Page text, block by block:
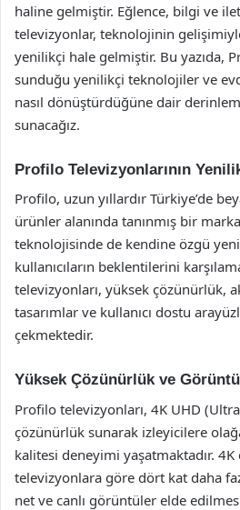
haline gelmiştir. Eğlence, bilgi ve
televizyonlar, teknolojinin
yenilikçi hale gelmiştir. Bu yazıda,
sunduğu yenilikçi teknolojiler ve
nasıl dönüştürdüğüne dair
sunacağız.
Profilo Televizyonlarının
Profilo, uzun yıllardır Türkiye’de
ürünler alanında tanınmış bir
teknolojisinde de kendine özgü
kullanıcıların beklentilerini
televizyonları, yüksek çözünürlük,
tasarımlar ve kullanıcı dostu
çekmektedir.
Yüksek Çözünürlük ve
Profilo televizyonları, 4K UHD
çözünürlük sunarak izleyicilere
kalitesi deneyimi yaşatmaktadır.
televizyonlara göre dört kat daha
net ve canlı görüntüler elde